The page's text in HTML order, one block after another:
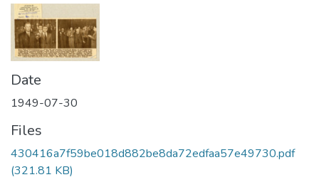
Date
1949-07-30
Files
430416a7f59be018d882be8da72edfaa57e49730.pdf
(321.81 KB)